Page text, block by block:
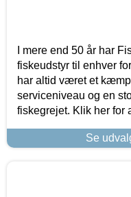
I mere end 50 år har
fiskeudstyr til enhver
har altid været et
serviceniveau og en
fiskegrejet. Klik her for
Se